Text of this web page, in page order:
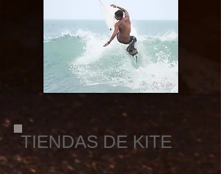
​TIENDAS DE KITE​​​​​​​​​​